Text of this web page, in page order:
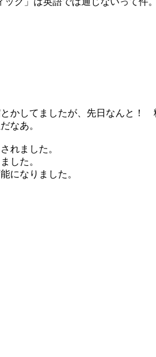
かしてましたが、先日なんと
なあ。
れました。
した。
になりました。